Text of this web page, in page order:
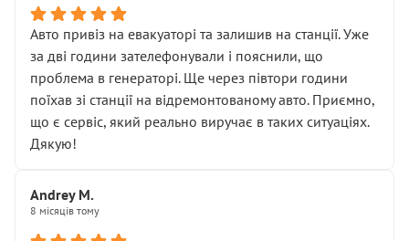
• що біля авто стояти вже не можна
• почали озвучувати купу додаткових робіт без
чіткого пояснення
( ну все зняли та доробили) дякую!
Окремий момент, який виглядає абсурдно:
мені заявили, що бачок гальмівної рідини потрібно
міняти разом із головним гальмівним циліндром у
Для людини, яка хоча б трохи розуміється на техніці,
це звучить як мінімум непрофесійно, а як максимум —
спроба продати дорогий вузол замість елементарних
Авто привіз на евакуаторі та залишив на станції. Уже
за дві години зателефонували і пояснили, що
проблема в генераторі. Ще через півтори години
поїхав зі станції на відремонтованому авто. Приємно,
що є сервіс, який реально виручає в таких ситуаціях.
Дякую!
Andrey M.
8 місяців тому